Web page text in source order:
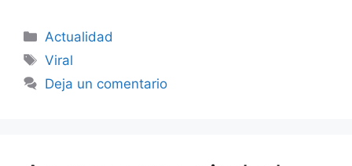
Categorías
Actualidad
Etiquetas
Viral
Deja un comentario